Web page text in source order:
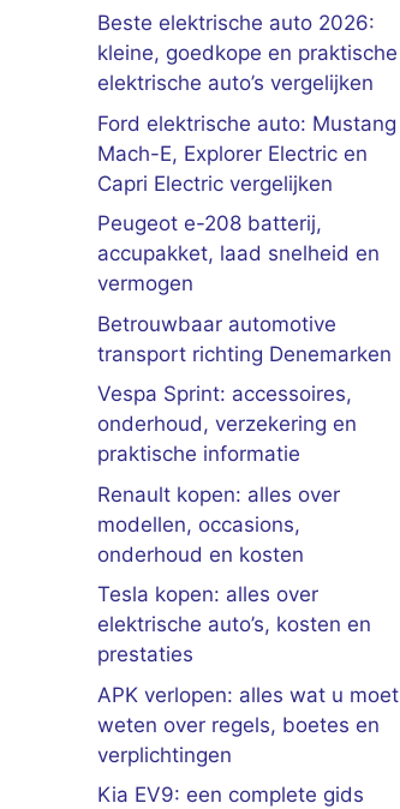
Beste elektrische auto 2026:
kleine, goedkope en praktische
elektrische auto’s vergelijken
Ford elektrische auto: Mustang
Mach-E, Explorer Electric en
Capri Electric vergelijken
Peugeot e-208 batterij,
accupakket, laad snelheid en
vermogen
Betrouwbaar automotive
transport richting Denemarken
Vespa Sprint: accessoires,
onderhoud, verzekering en
praktische informatie
Renault kopen: alles over
modellen, occasions,
onderhoud en kosten
Tesla kopen: alles over
elektrische auto’s, kosten en
prestaties
APK verlopen: alles wat u moet
weten over regels, boetes en
verplichtingen
Kia EV9: een complete gids